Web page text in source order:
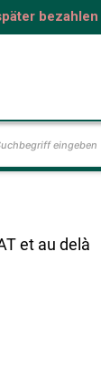
bezahlen
et au delà